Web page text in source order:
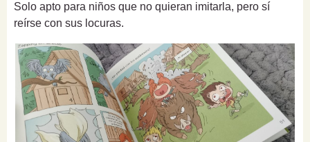
Solo apto para niños que no quieran imitarla, pero sí
reírse con sus locuras.